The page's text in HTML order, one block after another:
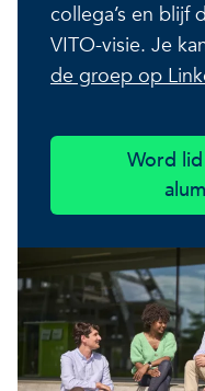
collega’s en blijf
VITO-visie. Je
de groep op
Word